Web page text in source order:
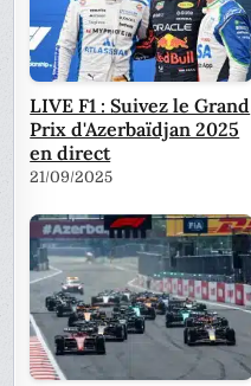
LIVE F1 : Suivez le Grand
Prix d'Azerbaïdjan 2025
en direct
21/09/2025